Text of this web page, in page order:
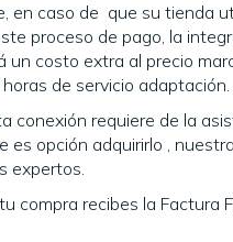
en caso de que su tienda
proceso de pago, la
un costo extra al precio
de servicio adaptación.
conexión requiere de la
es opción adquirirlo ,
expertos.
compra recibes la Factura